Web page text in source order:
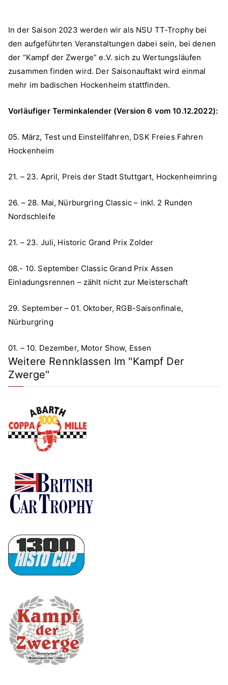
In der Saison 2023 werden wir als NSU TT-Trophy bei
den aufgeführten Veranstaltungen dabei sein, bei denen
der “Kampf der Zwerge” e.V. sich zu Wertungsläufen
zusammen finden wird. Der Saisonauftakt wird einmal
mehr im badischen Hockenheim stattfinden.
Vorläufiger Terminkalender (Version 6 vom 10.12.2022):
05. März, Test und Einstellfahren, DSK Freies Fahren
Hockenheim
21. – 23. April, Preis der Stadt Stuttgart, Hockenheimring
26. – 28. Mai, Nürburgring Classic – inkl. 2 Runden
Nordschleife
21. – 23. Juli, Historic Grand Prix Zolder
08.- 10. September Classic Grand Prix Assen
Einladungsrennen – zählt nicht zur Meisterschaft
29. September – 01. Oktober, RGB-Saisonfinale,
Nürburgring
01. – 10. Dezember, Motor Show, Essen
Weitere Rennklassen Im "Kampf Der
Zwerge"